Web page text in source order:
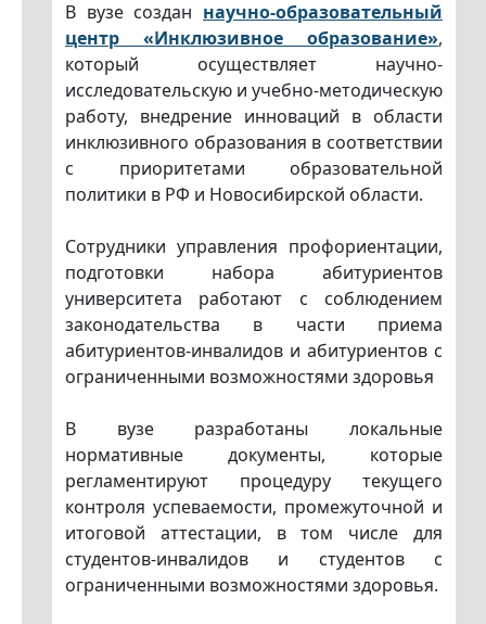
В вузе создан научно-образовательный
центр «Инклюзивное образование»,
который осуществляет научно-
исследовательскую и учебно-методическую
работу, внедрение инноваций в области
инклюзивного образования в соответствии
с приоритетами образовательной
политики в РФ и Новосибирской области.
Сотрудники управления профориентации,
подготовки набора абитуриентов
университета работают с соблюдением
законодательства в части приема
абитуриентов-инвалидов и абитуриентов с
ограниченными возможностями здоровья
В вузе разработаны локальные
нормативные документы, которые
регламентируют процедуру текущего
контроля успеваемости, промежуточной и
итоговой аттестации, в том числе для
студентов-инвалидов и студентов с
ограниченными возможностями здоровья.